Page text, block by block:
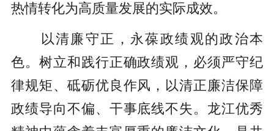
热情转化为高质量发展的实际成效。
以清廉守正，永葆政绩观的政治本
色。树立和践行正确政绩观，必须严守纪
律规矩、砥砺优良作风，以清正廉洁保障
政绩导向不偏、干事底线不失。龙江优秀